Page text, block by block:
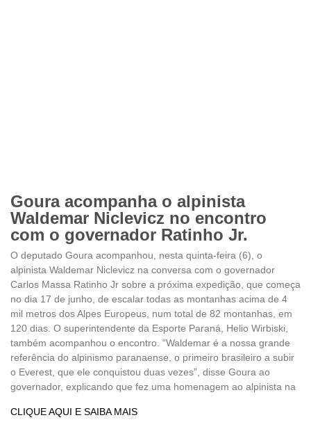
Goura acompanha o alpinista
Waldemar Niclevicz no encontro
com o governador Ratinho Jr.
O deputado Goura acompanhou, nesta quinta-feira (6), o
alpinista Waldemar Niclevicz na conversa com o governador
Carlos Massa Ratinho Jr sobre a próxima expedição, que começa
no dia 17 de junho, de escalar todas as montanhas acima de 4
mil metros dos Alpes Europeus, num total de 82 montanhas, em
120 dias. O superintendente da Esporte Paraná, Helio Wirbiski,
também acompanhou o encontro. “Waldemar é a nossa grande
referência do alpinismo paranaense, o primeiro brasileiro a subir
o Everest, que ele conquistou duas vezes”, disse Goura ao
governador, explicando que fez uma homenagem ao alpinista na
CLIQUE AQUI E SAIBA MAIS